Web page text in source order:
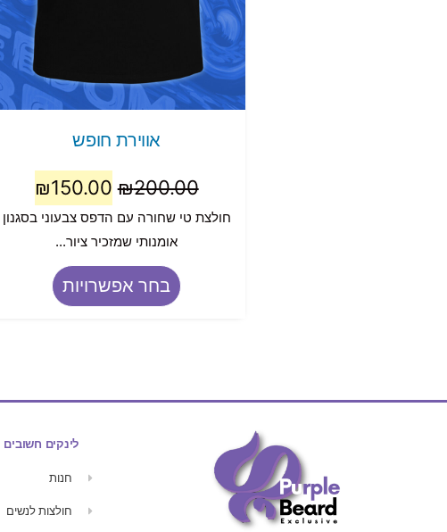
אווירת חופש
₪200.00
₪150.00
חולצת טי שחורה עם הדפס צבעוני בסגנון
אומנותי שמזכיר ציור...
בחר אפשרויות
לינקים חשובים
חנות
חולצות לנשים